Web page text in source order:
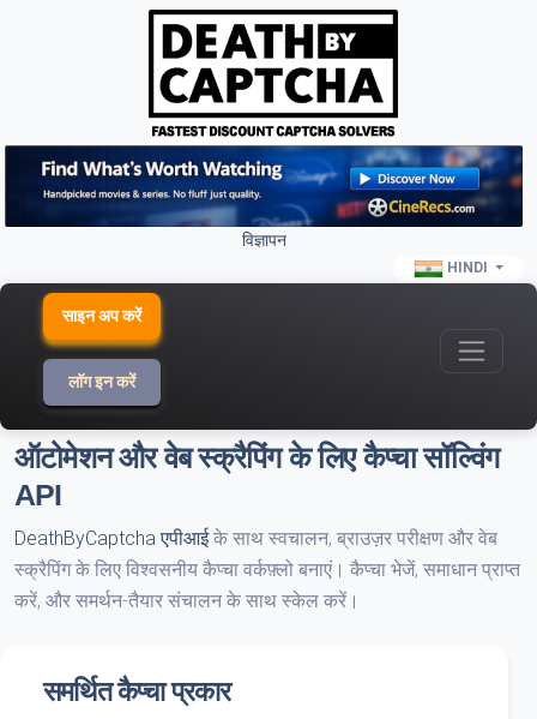
विज्ञापन
HINDI
साइन अप करें
लॉग इन करें
ऑटोमेशन और वेब स्क्रैपिंग के लिए कैप्चा सॉल्विंग
API
DeathByCaptcha एपीआईके साथ स्वचालन, ब्राउज़र परीक्षण और वेब
स्क्रैपिंग के लिए विश्वसनीय कैप्चा वर्कफ़्लो बनाएं। कैप्चा भेजें, समाधान प्राप्त
करें, और समर्थन-तैयार संचालन के साथ स्केल करें।
समर्थित कैप्चा प्रकार